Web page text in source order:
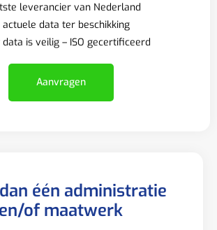
leverancier van Nederland
actuele data ter beschikking
data is veilig – ISO gecertificeerd
Aanvragen
één administratie
en/of maatwerk